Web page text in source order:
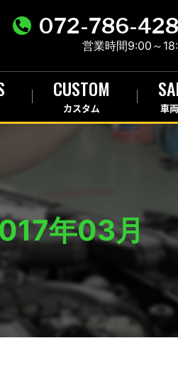
072-786-
営業時間9:00～
CUSTOM
カスタム 車
年03月